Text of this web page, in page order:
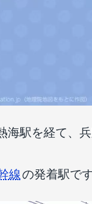
海駅を経て、
線の発着駅です